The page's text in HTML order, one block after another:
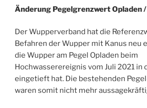
Änderung Pegelgrenzwert Opladen
Der Wupperverband hat die
Befahren der Wupper mit Kanus neu
die Wupper am Pegel Opladen beim
Hochwasserereignis vom Juli 2021 in
eingetieft hat. Die bestehenden
waren somit nicht mehr